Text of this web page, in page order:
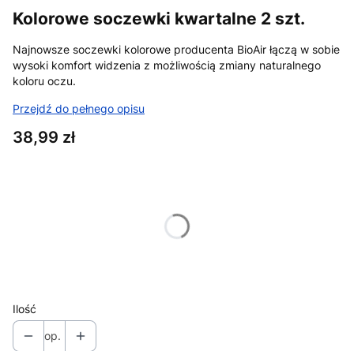
Kolorowe soczewki kwartalne 2 szt.
Najnowsze soczewki kolorowe producenta BioAir łączą w sobie
wysoki komfort widzenia z możliwością zmiany naturalnego
koloru oczu.
Przejdź do pełnego opisu
Cena
38,99 zł
Ilość
op.